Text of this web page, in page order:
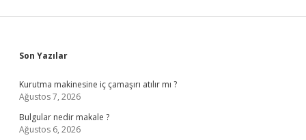
Sidebar
Son Yazılar
Kurutma makinesine iç çamaşırı atılır mı ?
Ağustos 7, 2026
Bulgular nedir makale ?
Ağustos 6, 2026